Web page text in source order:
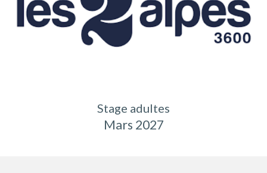
Stage adultes
Mars 2027